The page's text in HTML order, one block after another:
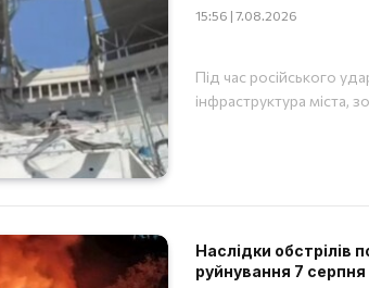
15:56 | 7.08.2026
Під час російського
інфраструктура міста,
Наслідки обстрілів
руйнування 7 серпня